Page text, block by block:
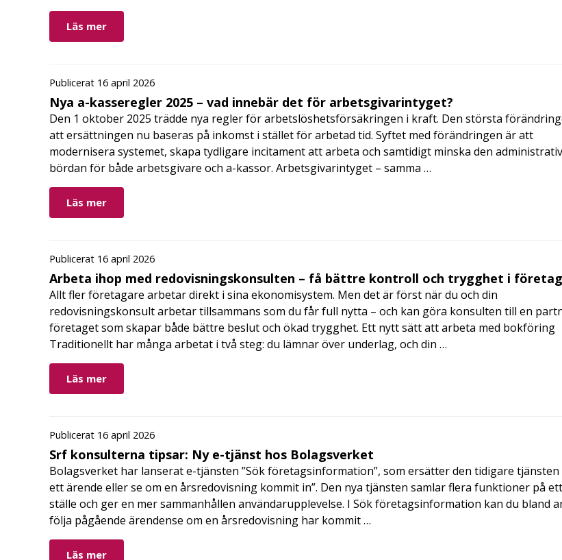
Läs mer
Publicerat 16 april 2026
Nya a-kasseregler 2025 – vad innebär det för arbetsgivarintyget?
Den 1 oktober 2025 trädde nya regler för arbetslöshetsförsäkringen i kraft. Den största
att ersättningen nu baseras på inkomst i stället för arbetad tid. Syftet med förändringen är att
modernisera systemet, skapa tydligare incitament att arbeta och samtidigt minska den
bördan för både arbetsgivare och a-kassor. Arbetsgivarintyget – samma …
Läs mer
Publicerat 16 april 2026
Arbeta ihop med redovisningskonsulten – få bättre kontroll och trygghet i
Allt fler företagare arbetar direkt i sina ekonomisystem. Men det är först när du och din
redovisningskonsult arbetar tillsammans som du får full nytta – och kan göra konsulten till en
företaget som skapar både bättre beslut och ökad trygghet. Ett nytt sätt att arbeta med bokföring
Traditionellt har många arbetat i två steg: du lämnar över underlag, och din …
Läs mer
Publicerat 16 april 2026
Srf konsulterna tipsar: Ny e-tjänst hos Bolagsverket
Bolagsverket har lanserat e-tjänsten ”Sök företagsinformation”, som ersätter den tidigare tjänsten
ett ärende eller se om en årsredovisning kommit in”. Den nya tjänsten samlar flera funktioner på ett
ställe och ger en mer sammanhållen användarupplevelse. I Sök företagsinformation kan du bland
följa pågående ärendense om en årsredovisning har kommit …
Läs mer